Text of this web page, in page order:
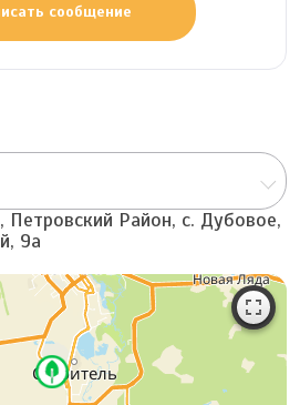
сообщение
Петровский Район, с. Дубовое,
9а